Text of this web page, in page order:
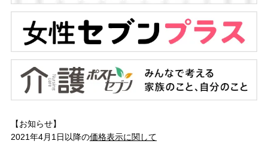
【お知らせ】
2021年4月1日以降の価格表示に関して